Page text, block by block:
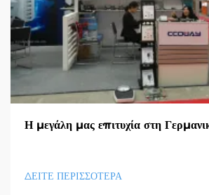
Η μεγάλη μας επιτυχία στη
ΔΕΙΤΕ ΠΕΡΙΣΣΟΤΕΡΑ